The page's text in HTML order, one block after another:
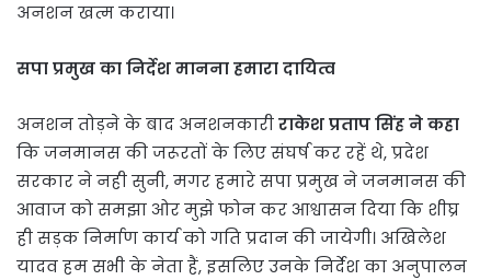
अनशन खत्म कराया।
सपा प्रमुख का निर्देश मानना हमारा दायित्व
अनशन तोड़ने के बाद अनशनकारीराकेश प्रताप सिंह ने कहा
कि जनमानस की जरूरतों के लिए संघर्ष कर रहें थे, प्रदेश
सरकार ने नही सुनी, मगर हमारे सपा प्रमुख ने जनमानस की
आवाज को समझा ओर मुझे फोन कर आश्वासन दिया कि शीघ्र
ही सड़क निर्माण कार्य को गति प्रदान की जायेगी। अखिलेश
यादव हम सभी के नेता हैं, इसलिए उनके निर्देश का अनुपालन